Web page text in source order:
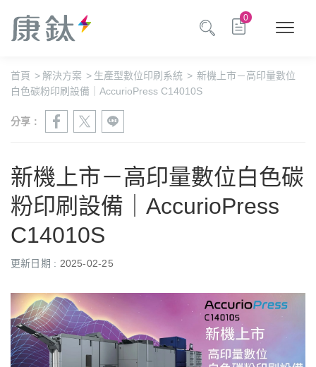
0
首頁 >解決方案 > 生產型數位印刷系統 > 新機上市－高印量數位
白色碳粉印刷設備｜AccurioPress C14010S
分享 :
新機上市－高印量數位白色碳
粉印刷設備｜AccurioPress
C14010S
更新日期 : 2025-02-25